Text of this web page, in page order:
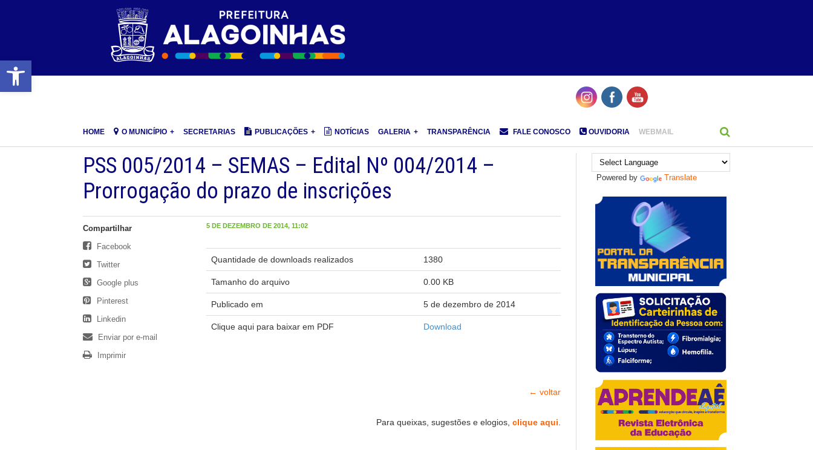
Barra de Ferramentas Aberta
HOME O MUNICÍPIO SECRETARIAS PUBLICAÇÕES NOTÍCIAS GALERIA TRANSPARÊNCIA FALE CONOSCO OUVIDORIA WEBMAIL
PSS 005/2014 – SEMAS – Edital Nº 004/2014 –
Prorrogação do prazo de inscrições
5 DE DEZEMBRO DE 2014, 11:02
Quantidade de downloads realizados 1380
Tamanho do arquivo 0.00 KB
Publicado em 5 de dezembro de 2014
Clique aqui para baixar em PDF Download
← voltar
Para queixas, sugestões e elogios, clique aqui.
Compartilhar
Facebook
Twitter
Google plus
Pinterest
Linkedin
Enviar por e-mail
Imprimir
Powered by Translate